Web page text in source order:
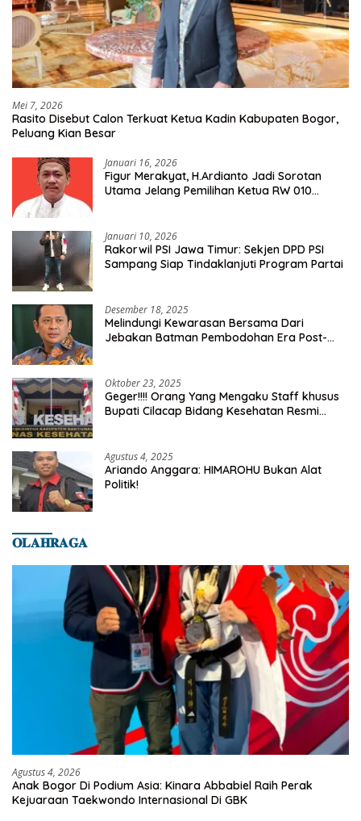
Mei 7, 2026
Rasito Disebut Calon Terkuat Ketua Kadin Kabupaten Bogor,
Peluang Kian Besar
Januari 16, 2026
Figur Merakyat, H.Ardianto Jadi Sorotan
Utama Jelang Pemilihan Ketua RW 010
Januari 10, 2026
Rakorwil PSI Jawa Timur: Sekjen DPD PSI
Sampang Siap Tindaklanjuti Program Partai
Desember 18, 2025
Melindungi Kewarasan Bersama Dari
Jebakan Batman Pembodohan Era Post-
Oktober 23, 2025
Geger!!!! Orang Yang Mengaku Staff khusus
Bupati Cilacap Bidang Kesehatan Resmi
Agustus 4, 2025
Ariando Anggara: HIMAROHU Bukan Alat
Politik!
𝐎𝐋𝐀𝐇𝐑𝐀𝐆𝐀
Agustus 4, 2026
Anak Bogor Di Podium Asia: Kinara Abbabiel Raih Perak
Kejuaraan Taekwondo Internasional Di GBK